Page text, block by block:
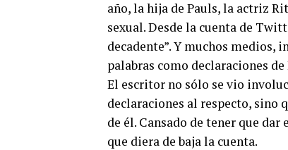
año, la hija de Pauls, la actriz
sexual. Desde la cuenta de
decadente”. Y muchos medios,
palabras como declaraciones de
El escritor no sólo se vio
declaraciones al respecto, sino
de él. Cansado de tener que
que diera de baja la cuenta.